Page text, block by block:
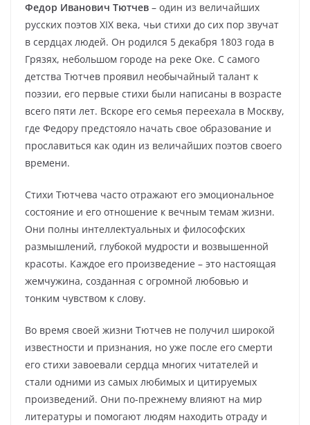
Федор Иванович Тютчев – один из величайших
русских поэтов XIX века, чьи стихи до сих пор звучат
в сердцах людей. Он родился 5 декабря 1803 года в
Грязях, небольшом городе на реке Оке. С самого
детства Тютчев проявил необычайный талант к
поэзии, его первые стихи были написаны в возрасте
всего пяти лет. Вскоре его семья переехала в Москву,
где Федору предстояло начать свое образование и
прославиться как один из величайших поэтов своего
времени.
Стихи Тютчева часто отражают его эмоциональное
состояние и его отношение к вечным темам жизни.
Они полны интеллектуальных и философских
размышлений, глубокой мудрости и возвышенной
красоты. Каждое его произведение – это настоящая
жемчужина, созданная с огромной любовью и
тонким чувством к слову.
Во время своей жизни Тютчев не получил широкой
известности и признания, но уже после его смерти
его стихи завоевали сердца многих читателей и
стали одними из самых любимых и цитируемых
произведений. Они по-прежнему влияют на мир
литературы и помогают людям находить отраду и